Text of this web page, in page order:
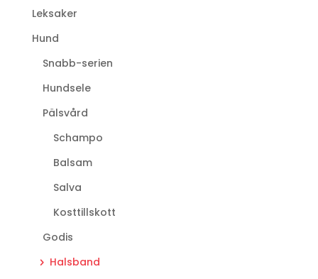
Leksaker
Hund
Snabb-serien
Hundsele
Pälsvård
Schampo
Balsam
Salva
Kosttillskott
Godis
Halsband